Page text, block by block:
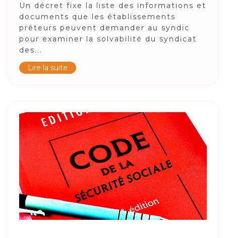
Un décret fixe la liste des informations et
documents que les établissements
prêteurs peuvent demander au syndic
pour examiner la solvabilité du syndicat
des...
Lire la suite